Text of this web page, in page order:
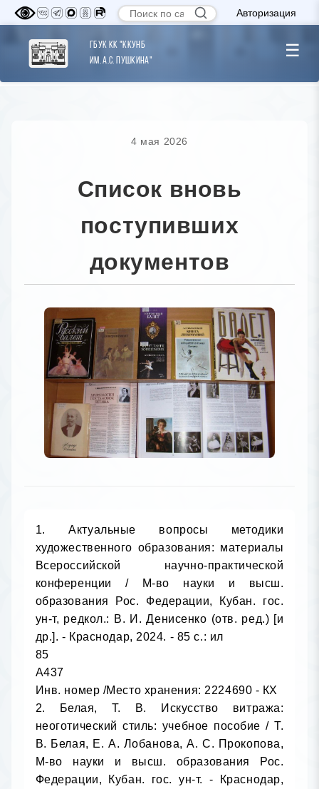
Авторизация
ГБУК КК "ККУНБ
им. А.С. Пушкина"
☰
4 мая 2026
Список вновь
поступивших
документов
1. Актуальные вопросы методики
художественного образования: материалы
Всероссийской научно-практической
конференции / М-во науки и высш.
образования Рос. Федерации, Кубан. гос.
ун-т, редкол.: В. И. Денисенко (отв. ред.) [и
др.]. - Краснодар, 2024. - 85 с.: ил
85
А437
Инв. номер /Место хранения: 2224690 - КХ
2. Белая, Т. В. Искусство витража:
неоготический стиль: учебное пособие / Т.
В. Белая, Е. А. Лобанова, А. С. Прокопова,
М-во науки и высш. образования Рос.
Федерации, Кубан. гос. ун-т. - Краснодар,